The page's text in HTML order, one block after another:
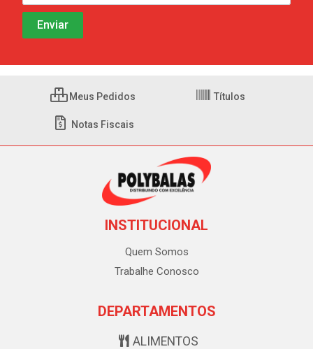
Meus Pedidos Títulos
Notas Fiscais
INSTITUCIONAL
Quem Somos
Trabalhe Conosco
DEPARTAMENTOS
ALIMENTOS